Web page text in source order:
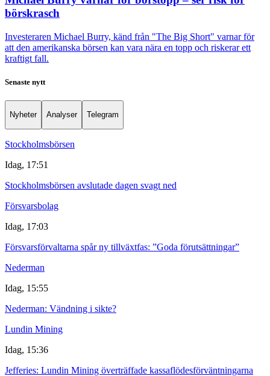
börskrasch
Investeraren Michael Burry, känd från "The Big Short" varnar för
att den amerikanska börsen kan vara nära en topp och riskerar ett
kraftigt fall.
Senaste nytt
Nyheter Analyser Telegram
Stockholmsbörsen
Idag, 17:51
Stockholmsbörsen avslutade dagen svagt ned
Försvarsbolag
Idag, 17:03
Försvarsförvaltarna spår ny tillväxtfas: ”Goda förutsättningar”
Nederman
Idag, 15:55
Nederman: Vändning i sikte?
Lundin Mining
Idag, 15:36
Jefferies: Lundin Mining överträffade kassaflödesförväntningarna